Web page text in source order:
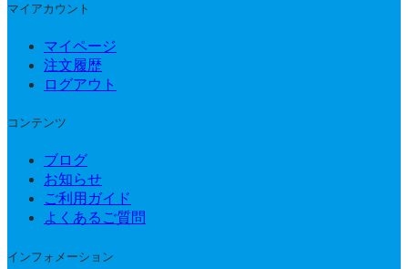
マイアカウント
マイページ
注文履歴
ログアウト
コンテンツ
ブログ
お知らせ
ご利用ガイド
よくあるご質問
インフォメーション